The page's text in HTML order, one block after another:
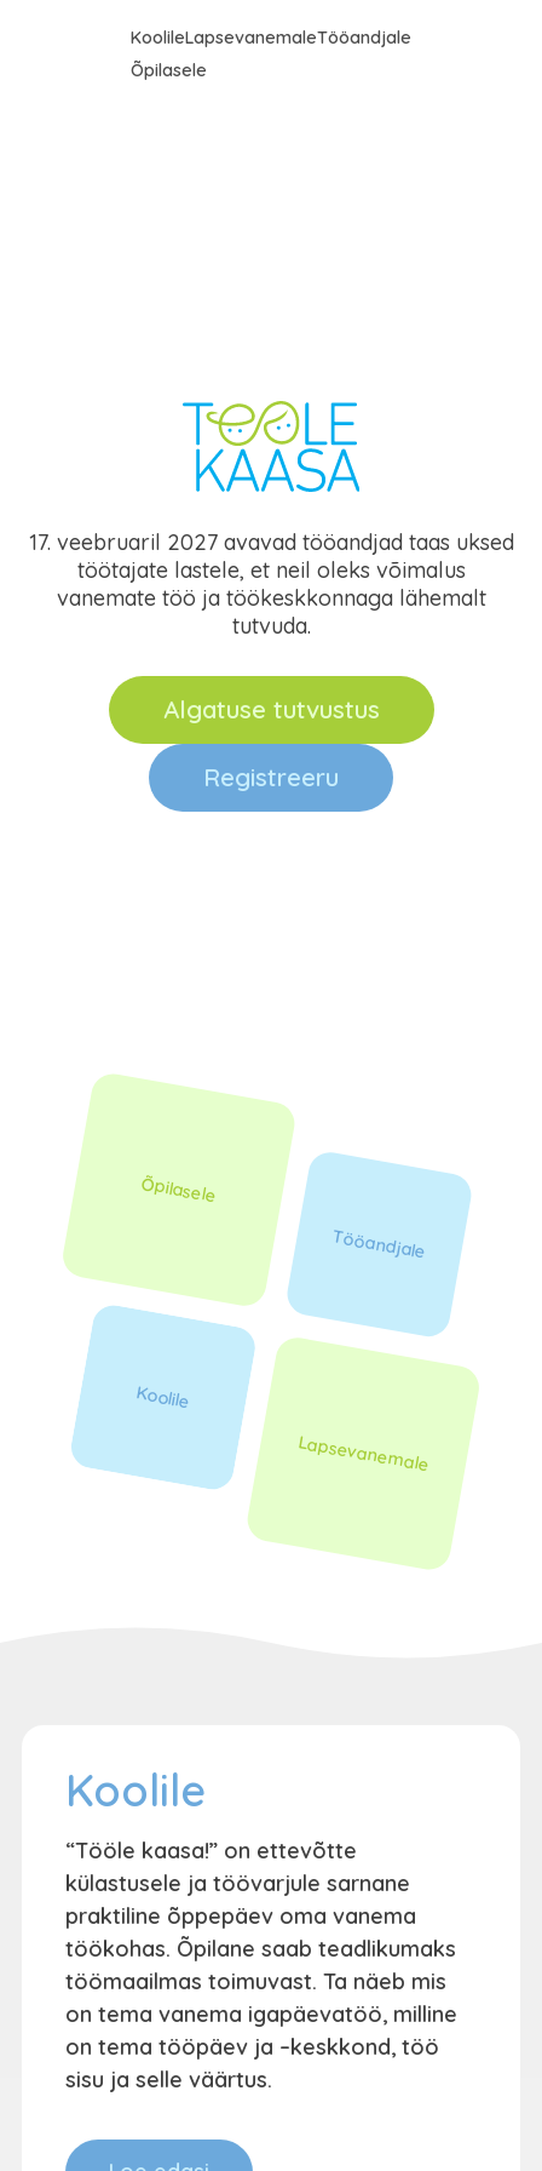
KoolileLapsevanemaleTööandjale
Õpilasele
17. veebruaril 2027 avavad tööandjad taas uksed
töötajate lastele, et neil oleks võimalus
vanemate töö ja töökeskkonnaga lähemalt
tutvuda.
Algatuse tutvustus
Registreeru
Õpilasele
Tööandjale
Koolile
Lapsevanemale
Koolile
“Tööle kaasa!” on ettevõtte
külastusele ja töövarjule sarnane
praktiline õppepäev oma vanema
töökohas. Õpilane saab teadlikumaks
töömaailmas toimuvast. Ta näeb mis
on tema vanema igapäevatöö, milline
on tema tööpäev ja –keskkond, töö
sisu ja selle väärtus.